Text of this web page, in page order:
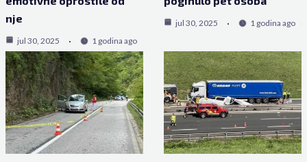
nje
jul 30, 2025 1 godina ago
jul 30, 2025 1 godina ago